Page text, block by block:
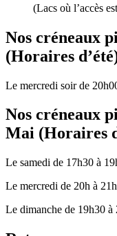
(Lacs où l’accès
Nos créneaux
(Horaires
Le mercredi soir de
Nos créneaux
Mai (Horaires
Le samedi de 17h30 à
Le mercredi de 20h à
Le dimanche de 19h30 à